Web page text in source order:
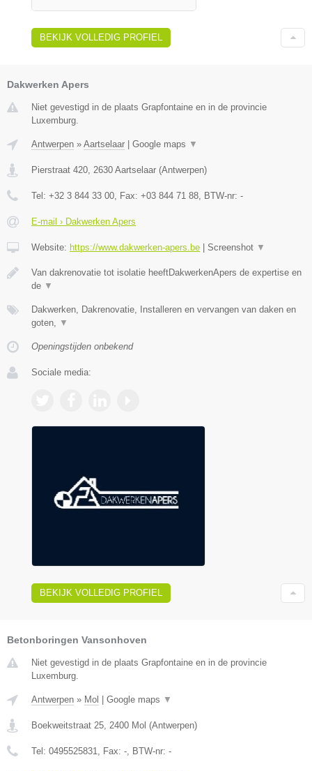
BEKIJK VOLLEDIG PROFIEL
Dakwerken Apers
Niet gevestigd in de plaats Grapfontaine en in de provincie
Luxemburg.
Antwerpen » Aartselaar | Google maps ▼
Pierstraat 420 2630 Aartselaar (Antwerpen)
Tel: +32 3 844 33 00 , Fax: +03 844 71 88 , BTW-nr: -
E-mail › Dakwerken Apers
Website: https://www.dakwerken-apers.be | Screenshot ▼
Van dakrenovatie tot isolatie heeftDakwerkenApers de expertise en
de ▼
Dakwerken, Dakrenovatie, Installeren en vervangen van daken en
goten,
▼
Openingstijden onbekend
Sociale media:
BEKIJK VOLLEDIG PROFIEL
Betonboringen Vansonhoven
Niet gevestigd in de plaats Grapfontaine en in de provincie
Luxemburg.
Antwerpen » Mol Google maps ▼
Boekweitstraat 25, 2400 Mol (Antwerpen)
Tel: 0495525831, Fax: -, BTW-nr: -